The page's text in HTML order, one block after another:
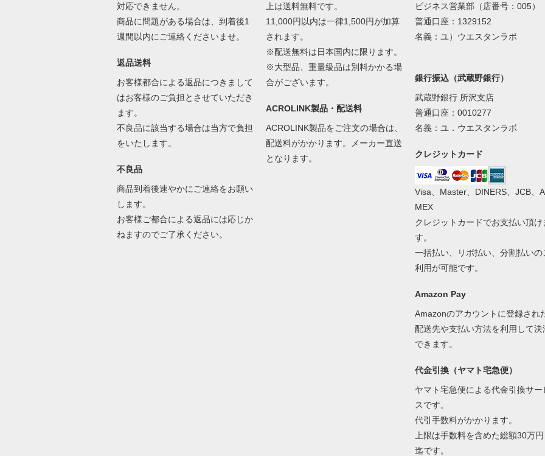
対応できません。
商品に問題がある場合は、到着後1
週間以内にご連絡くださいませ。
返品送料
お客様都合による返品につきまして
はお客様のご負担とさせていただき
ます。
不良品に該当する場合は当方で負担
をいたします。
不良品
商品到着後速やかにご連絡をお願い
します。
お客様ご都合による返品には応じか
ねますのでご了承ください。
上は送料無料です。
11,000円以内は一律1,500円が加算
されます。
※配送無料は日本国内に限ります。
※大型品、重量級品は別料かかる場
合がございます。
ACROLINK製品・配送料
ACROLINK製品をご注文の場合は、
配送料がかかります。メーカー直送
となります。
ビジネス営業部（店番号：005）
普通口座：1329152
名義：ユ）ウエスタンラボ
銀行振込（武蔵野銀行）
武蔵野銀行 所沢支店
普通口座：0010277
名義：ユ．ウエスタンラボ
クレジットカード
Visa、Master、DINERS、JCB、A
MEX
クレジットカードでお支払い頂け
す。
一括払い、リボ払い、分割払いの
利用が可能です。
Amazon Pay
Amazonのアカウントに登録され
配送先や支払い方法を利用して決
できます。
代金引換（ヤマト宅急便）
ヤマト宅急便による代金引換サー
スです。
代引手数料がかかります。
上限は手数料を含めた総額30万円
迄です。